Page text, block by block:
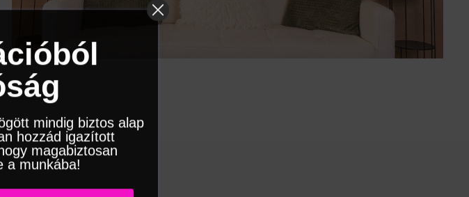
mindig biztos alap
hozzád igazított
magabiztosan
a munkába!